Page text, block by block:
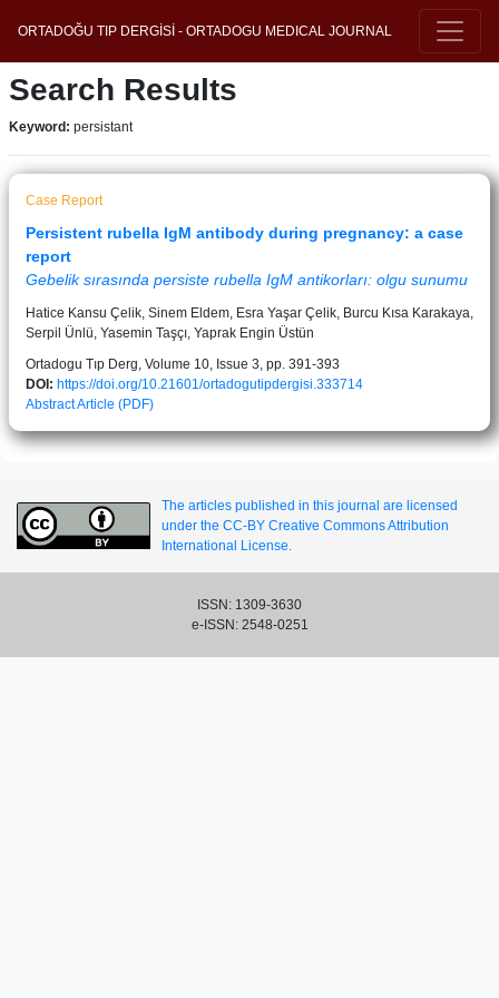
ORTADOĞU TIP DERGİSİ - ORTADOGU MEDICAL JOURNAL
Search Results
Keyword: persistant
Case Report
Persistent rubella IgM antibody during pregnancy: a case
report
Gebelik sırasında persiste rubella IgM antikorları: olgu sunumu
Hatice Kansu Çelik, Sinem Eldem, Esra Yaşar Çelik, Burcu Kısa Karakaya,
Serpil Ünlü, Yasemin Taşçı, Yaprak Engin Üstün
Ortadogu Tıp Derg, Volume 10, Issue 3, pp. 391-393
DOI: https://doi.org/10.21601/ortadogutipdergisi.333714
AbstractArticle (PDF)
The articles published in this journal are licensed
under the CC-BY Creative Commons Attribution
International License.
ISSN: 1309-3630
e-ISSN: 2548-0251